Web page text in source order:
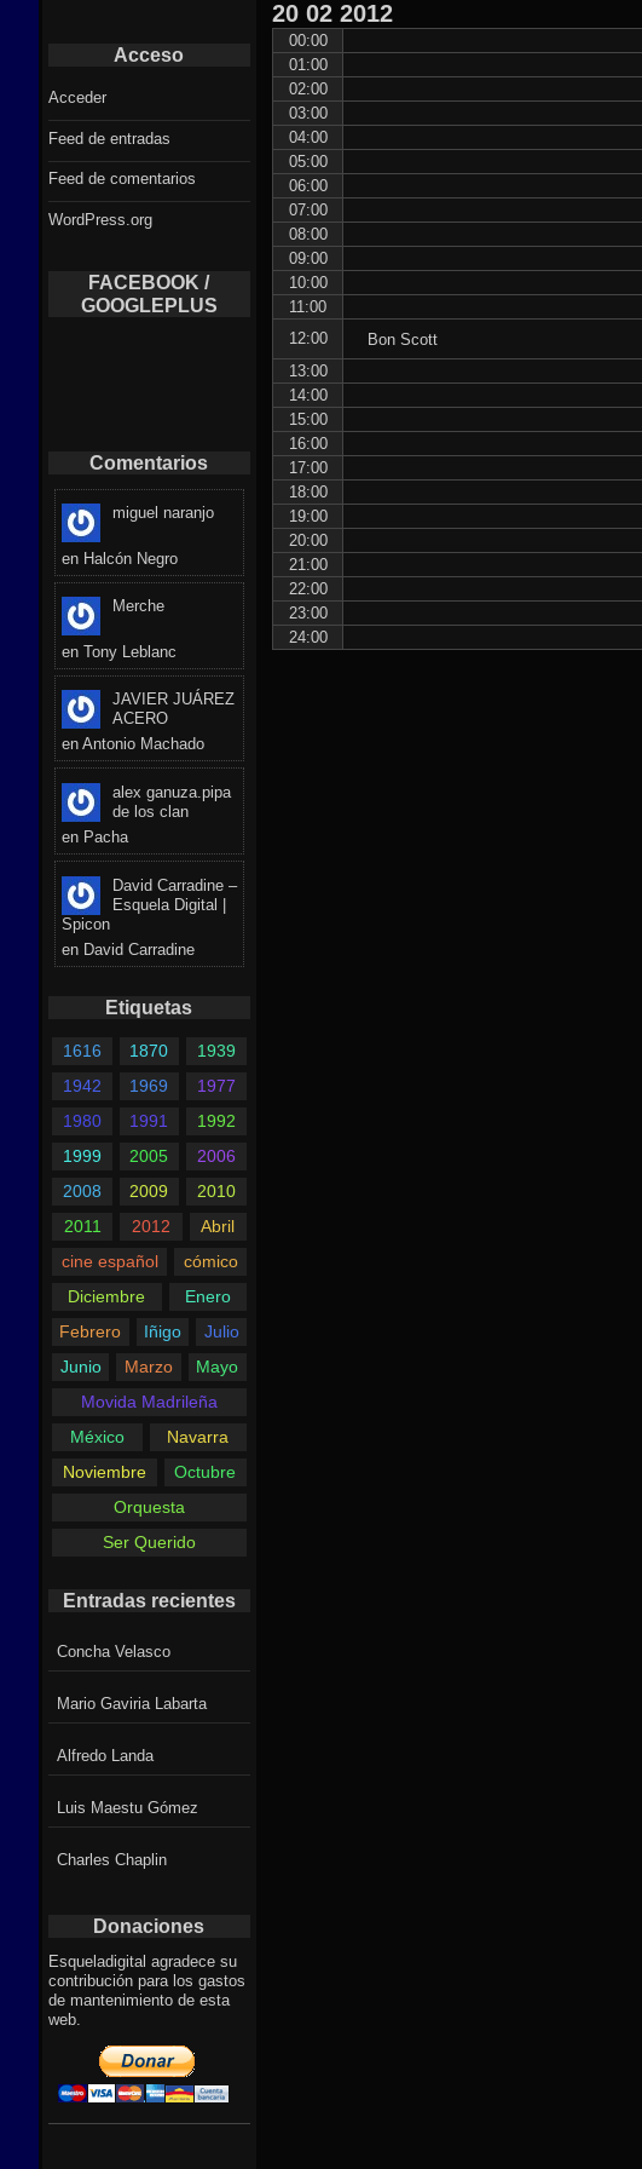
20 02 2012
00:00
01:00
02:00
03:00
04:00
05:00
06:00
07:00
08:00
09:00
10:00
11:00
12:00
Bon Scott
13:00
14:00
15:00
16:00
17:00
18:00
19:00
20:00
21:00
22:00
23:00
24:00
Acceso
Acceder
Feed de entradas
Feed de comentarios
WordPress.org
FACEBOOK /
GOOGLEPLUS
Comentarios
miguel naranjo
en Halcón Negro
Merche
en Tony Leblanc
JAVIER JUÁREZ
ACERO
en Antonio Machado
alex ganuza.pipa
de los clan
en Pacha
David Carradine –
Esquela Digital |
Spicon
en David Carradine
Etiquetas
1616 1870
1939
1942
1969
1977
1980
1991
1992
1999
2005
2006
2008
2009
2010
2011
2012
Abril
cine español
cómico
Diciembre
Enero
Febrero
Iñigo
Julio
Junio
Marzo
Mayo
Movida Madrileña
México
Navarra
Noviembre
Octubre
Orquesta
Ser Querido
Entradas recientes
Concha Velasco
Mario Gaviria Labarta
Alfredo Landa
Luis Maestu Gómez
Charles Chaplin
Donaciones
Esqueladigital agradece su
contribución para los gastos
de mantenimiento de esta
web.